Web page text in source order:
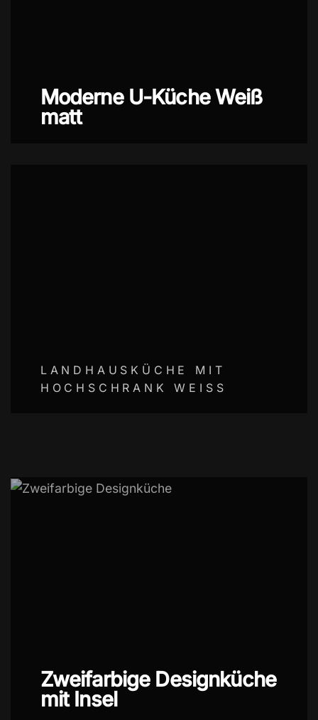
Moderne U-Küche Weiß
matt
LANDHAUSKÜCHE MIT
HOCHSCHRANK WEISS
Zweifarbige Designküche
mit Insel